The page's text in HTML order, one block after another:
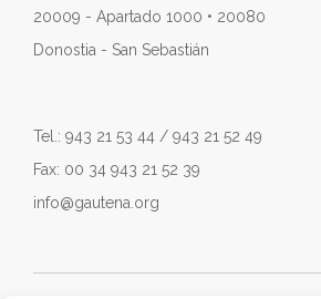
20009 - Apartado 1000 • 20080
Donostia - San Sebastián
Tel.: 943 21 53 44 / 943 21 52 49
Fax: 00 34 943 21 52 39
info@gautena.org